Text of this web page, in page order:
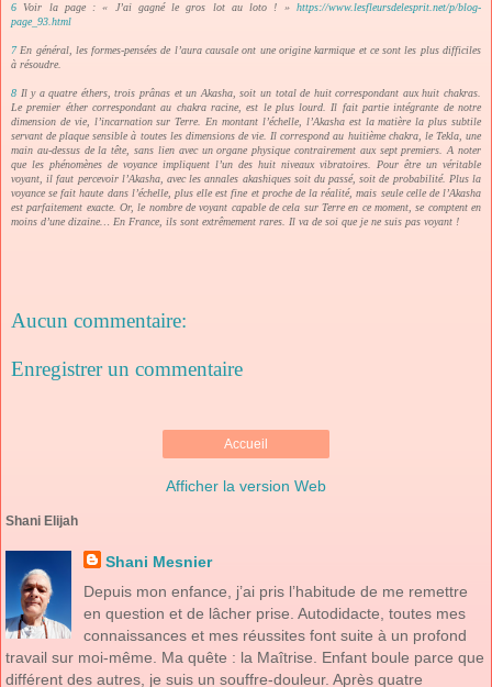
6 Voir la page : « J’ai gagné le gros lot au loto ! » https://www.lesfleursdelesprit.net/p/blog-
page_93.html
7En général, les formes-pensées de l’aura causale ont une origine karmique et ce sont les plus difficiles
à résoudre.
8 Il y a quatre éthers, trois prânas et un Akasha, soit un total de huit correspondant aux huit chakras.
Le premier éther correspondant au chakra racine, est le plus lourd. Il fait partie intégrante de notre
dimension de vie, l’incarnation sur Terre. En montant l’échelle, l’Akasha est la matière la plus subtile
servant de plaque sensible à toutes les dimensions de vie. Il correspond au huitième chakra, le Tekla, une
main au-dessus de la tête, sans lien avec un organe physique contrairement aux sept premiers. A noter
que les phénomènes de voyance impliquent l’un des huit niveaux vibratoires. Pour être un véritable
voyant, il faut percevoir l’Akasha, avec les annales akashiques soit du passé, soit de probabilité. Plus la
voyance se fait haute dans l’échelle, plus elle est fine et proche de la réalité, mais seule celle de l’Akasha
est parfaitement exacte. Or, le nombre de voyant capable de cela sur Terre en ce moment, se comptent en
moins d’une dizaine… En France, ils sont extrêmement rares. Il va de soi que je ne suis pas voyant !
Aucun commentaire:
Enregistrer un commentaire
Accueil
Afficher la version Web
Shani Elijah
Shani Mesnier
Depuis mon enfance, j’ai pris l’habitude de me remettre
en question et de lâcher prise. Autodidacte, toutes mes
connaissances et mes réussites font suite à un profond
travail sur moi-même. Ma quête : la Maîtrise. Enfant boule parce que
différent des autres, je suis un souffre-douleur. Après quatre